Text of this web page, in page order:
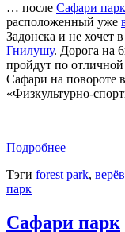
… после Сафари
расположенный уже
Задонска и не хочет
Гнилушу. Дорога на
пройдут по
Сафари на повороте
«Физкультурно-
Подробнее
Тэги forest park,
парк
Сафари парк